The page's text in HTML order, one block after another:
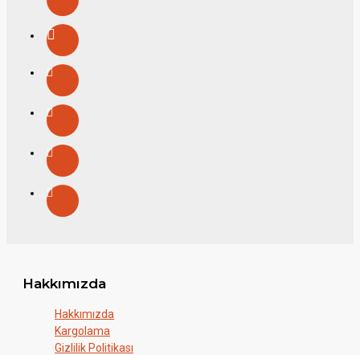
Hakkımızda
Hakkımızda
Kargolama
Gizlilik Politikası